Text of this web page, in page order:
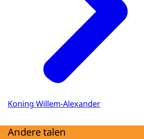
Koning Willem-Alexander
Andere talen